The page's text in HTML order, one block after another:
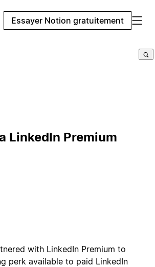
Essayer Notion gratuitement
LinkedIn Premium
with LinkedIn Premium to
perk available to paid LinkedIn